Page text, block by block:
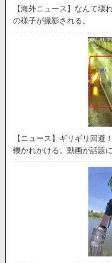
【海外ニュース】なんて壊
の様子が撮影される。
【ニュース】ギリギリ回避
轢かれかける。動画が話題に